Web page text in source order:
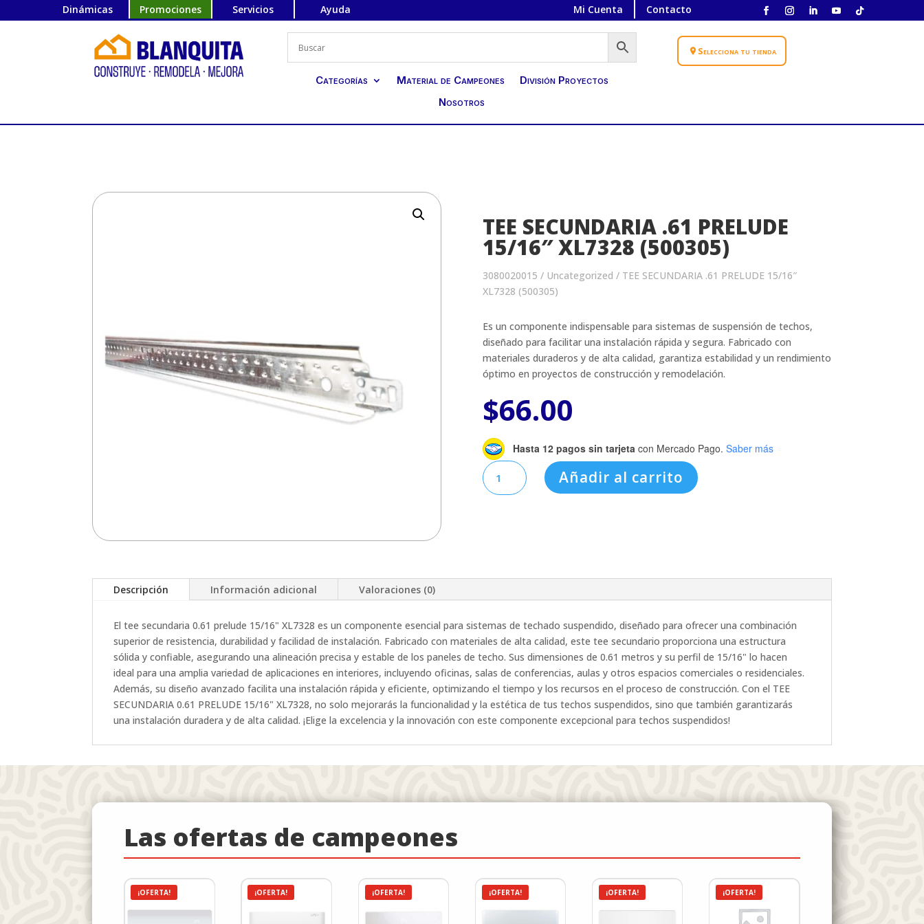
Dinámicas Promociones Servicios Ayuda Mi Cuenta Contacto
Categorías Material de Campeones
División Proyectos
Nosotros
Selecciona tu tienda
TEE SECUNDARIA .61 PRELUDE
15/16″ XL7328 (500305)
3080020015 / Uncategorized / TEE SECUNDARIA .61 PRELUDE 15/16″
XL7328 (500305)
Es un componente indispensable para sistemas de suspensión de techos,
diseñado para facilitar una instalación rápida y segura. Fabricado con
materiales duraderos y de alta calidad, garantiza estabilidad y un rendimiento
óptimo en proyectos de construcción y remodelación.
$66.00
Hasta 12 pagos sin tarjetacon Mercado Pago. Saber más
TEE
SECUNDARIA
cantidad
Añadir al carrito
Descripción Información adicional Valoraciones (0)
El tee secundaria 0.61 prelude 15/16" XL7328 es un componente esencial para sistemas de techado suspendido, diseñado para ofrecer una combinación
superior de resistencia, durabilidad y facilidad de instalación. Fabricado con materiales de alta calidad, este tee secundario proporciona una estructura
sólida y confiable, asegurando una alineación precisa y estable de los paneles de techo. Sus dimensiones de 0.61 metros y su perfil de 15/16" lo hacen
ideal para una amplia variedad de aplicaciones en interiores, incluyendo oficinas, salas de conferencias, aulas y otros espacios comerciales o residenciales.
Además, su diseño avanzado facilita una instalación rápida y eficiente, optimizando el tiempo y los recursos en el proceso de construcción. Con el TEE
SECUNDARIA 0.61 PRELUDE 15/16" XL7328, no solo mejorarás la funcionalidad y la estética de tus techos suspendidos, sino que también garantizarás
una instalación duradera y de alta calidad. ¡Elige la excelencia y la innovación con este componente excepcional para techos suspendidos!
Las ofertas de campeones
¡OFERTA! ¡OFERTA! ¡OFERTA! ¡OFERTA! ¡OFERTA! ¡OFERTA!